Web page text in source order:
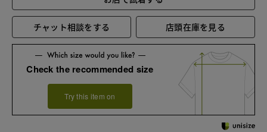
チャット相談をする 店頭在庫を見る
Check the recommended size
Try this item on